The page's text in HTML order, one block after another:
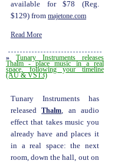
available for $78 (Reg.
$129) from majetone.com
Read More
» Tunary Instruments releases
Thalm - place music in a real
space, following your timeline
(AU & VST3)
Tunary Instruments has
releasedThalm , an audio
effect that takes music you
already have and places it
in a real space: the next
room, down the hall, out on